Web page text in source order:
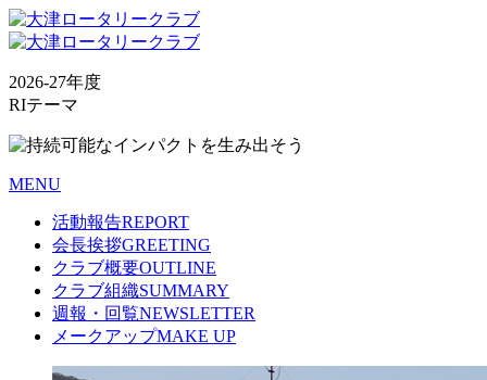
2026-27年度
RIテーマ
MENU
活動報告REPORT
会長挨拶GREETING
クラブ概要OUTLINE
クラブ組織SUMMARY
週報・回覧NEWSLETTER
メークアップMAKE UP